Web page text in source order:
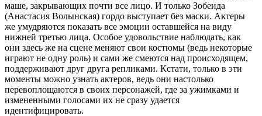
маше, закрывающих почти все лицо. И только Зобеида
(Анастасия Волынская) гордо выступает без маски. Актеры
же умудряются показать все эмоции оставшейся на виду
нижней третью лица. Особое удовольствие наблюдать, как
они здесь же на сцене меняют свои костюмы (ведь некоторые
играют не одну роль) и сами же смеются над происходящем,
поддерживают друг друга репликами. Кстати, только в эти
моменты можно узнать актеров, ведь они настолько
перевоплощаются в своих персонажей, где за ужимками и
измененными голосами их не сразу удается
идентифицировать.